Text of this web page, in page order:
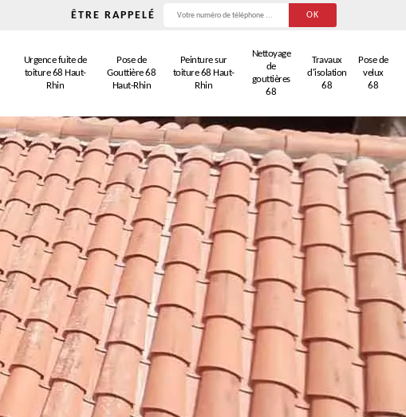
ÊTRE RAPPELÉ
Urgence fuite de
toiture 68 Haut-
Rhin
Pose de
Gouttière 68
Haut-Rhin
Peinture sur
toiture 68 Haut-
Rhin
Nettoyage
de
gouttières
68
Travaux
d'isolation
68
Pose de
velux
68